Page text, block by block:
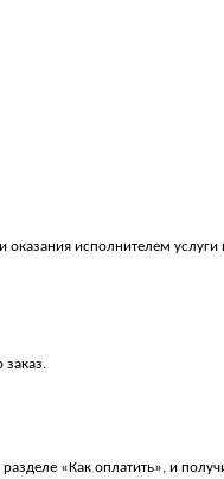
исполнителем услуги
заказ.
«Как оплатить», и